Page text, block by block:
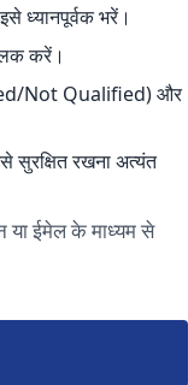
ध्यानपूर्वक भरें।
करें।
Not Qualified) और
सुरक्षित रखना अत्यंत
या ईमेल के माध्यम से